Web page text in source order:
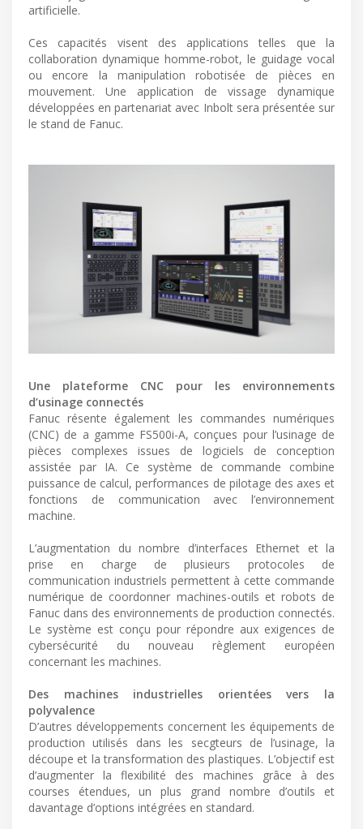
artificielle.
Ces capacités visent des applications telles que la
collaboration dynamique homme-robot, le guidage vocal
ou encore la manipulation robotisée de pièces en
mouvement. Une application de vissage dynamique
développées en partenariat avec Inbolt sera présentée sur
le stand de Fanuc.
Une plateforme CNC pour les environnements
d’usinage connectés
Fanuc résente également les commandes numériques
(CNC) de a gamme FS500i-A, conçues pour l’usinage de
pièces complexes issues de logiciels de conception
assistée par IA. Ce système de commande combine
puissance de calcul, performances de pilotage des axes et
fonctions de communication avec l’environnement
machine.
L’augmentation du nombre d’interfaces Ethernet et la
prise en charge de plusieurs protocoles de
communication industriels permettent à cette commande
numérique de coordonner machines-outils et robots de
Fanuc dans des environnements de production connectés.
Le système est conçu pour répondre aux exigences de
cybersécurité du nouveau règlement européen
concernant les machines.
Des machines industrielles orientées vers la
polyvalence
D’autres développements concernent les équipements de
production utilisés dans les secgteurs de l’usinage, la
découpe et la transformation des plastiques. L’objectif est
d’augmenter la flexibilité des machines grâce à des
courses étendues, un plus grand nombre d’outils et
davantage d’options intégrées en standard.